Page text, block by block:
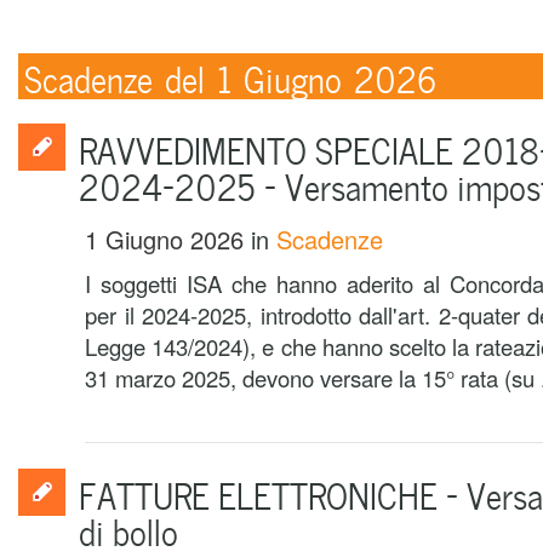
Scadenze del 1 Giugno 2026
RAVVEDIMENTO SPECIALE
2024-2025 – Versamento
1 Giugno 2026 in Scadenze
I soggetti ISA che hanno aderito al
per il 2024-2025, introdotto dall'art. 2-quater
Legge 143/2024), e che hanno scelto la
31 marzo 2025, devono versare la 15° rata (su
FATTURE ELETTRONICHE –
di bollo